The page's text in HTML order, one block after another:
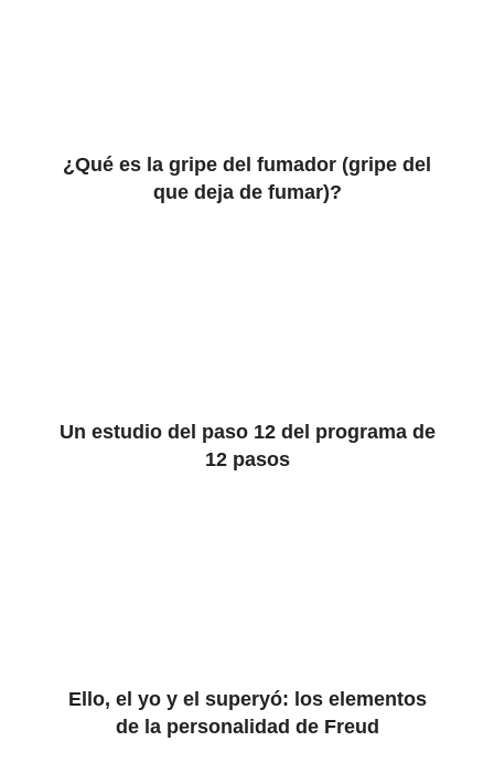
¿Qué es la gripe del fumador (gripe del
que deja de fumar)?
Un estudio del paso 12 del programa de
12 pasos
Ello, el yo y el superyó: los elementos
de la personalidad de Freud